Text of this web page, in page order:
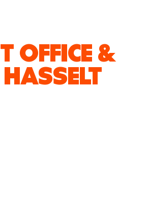
OFFICE &